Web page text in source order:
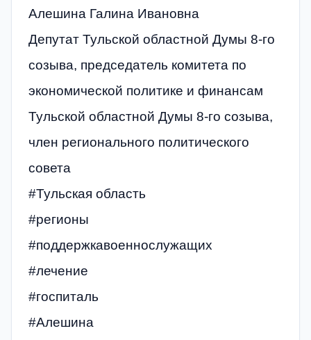
Алешина Галина Ивановна
Депутат Тульской областной Думы 8-го
созыва, председатель комитета по
экономической политике и финансам
Тульской областной Думы 8-го созыва,
член регионального политического
совета
#Тульская область
#регионы
#поддержкавоеннослужащих
#лечение
#госпиталь
#Алешина